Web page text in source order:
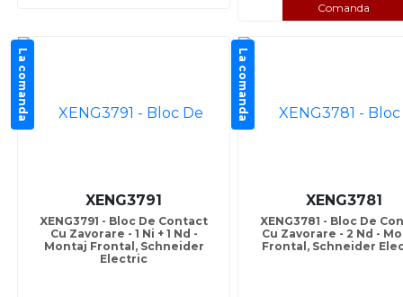
Comanda
La comanda
XENG3791
XENG3791 - Bloc De Contact
Cu Zavorare - 1 Ni + 1 Nd -
Montaj Frontal, Schneider
Electric
La comanda
XENG3781
XENG3781 - Bloc De
Cu Zavorare - 2 Nd -
Frontal, Schneider